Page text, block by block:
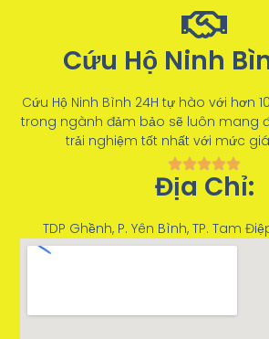
Cứu Hộ Ninh
Cứu Hộ Ninh Bình 24H tự hào với hơn
trong ngành đảm bảo sẽ luôn mang
trải nghiệm tốt nhất với mức
Địa Chỉ:
TDP Ghềnh, P. Yên Bình, TP. Tam